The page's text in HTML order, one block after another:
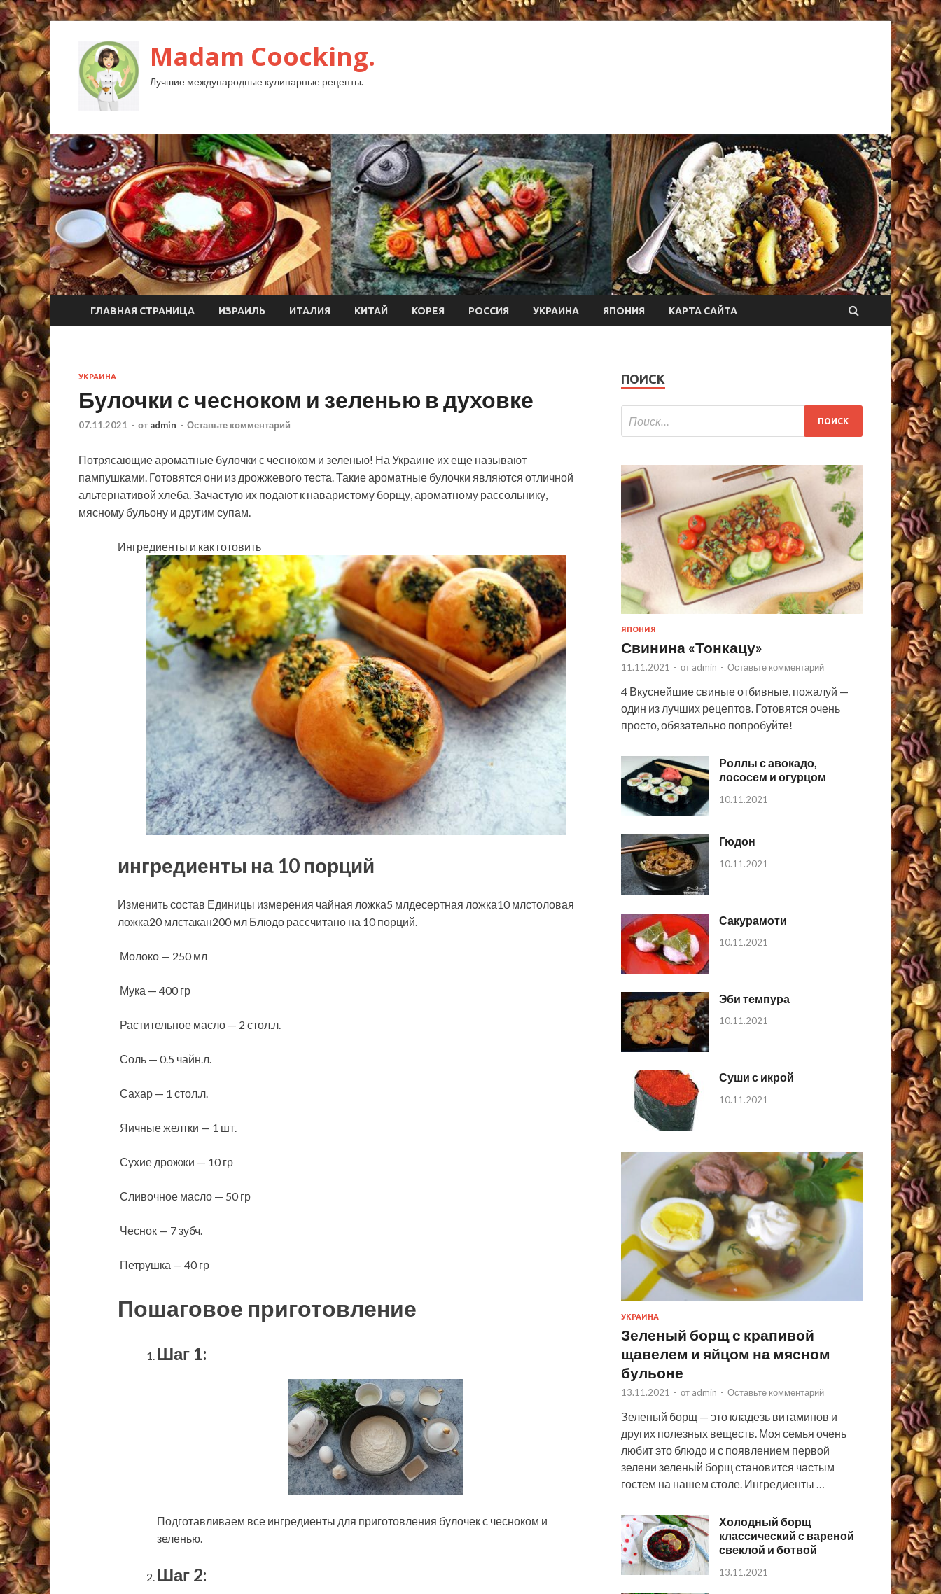
Madam Coocking.
Лучшие международные кулинарные рецепты.
ГЛАВНАЯ СТРАНИЦА ИЗРАИЛЬ ИТАЛИЯ КИТАЙ КОРЕЯ РОССИЯ УКРАИНА ЯПОНИЯ КАРТА САЙТА
УКРАИНА
Булочки с чесноком и зеленью в духовке
07.11.2021 - от admin - Оставьте комментарий
Потрясающие ароматные булочки с чесноком и зеленью! На Украине их еще называют
пампушками. Готовятся они из дрожжевого теста. Такие ароматные булочки являются отличной
альтернативой хлеба. Зачастую их подают к наваристому борщу, ароматному рассольнику,
мясному бульону и другим супам.
Ингредиенты и как готовить
ингредиенты на 10 порций
Изменить состав Единицы измерения чайная ложка5 млдесертная ложка10 млстоловая
ложка20 млстакан200 мл Блюдо рассчитано на 10 порций.
Молоко — 250 мл
Мука — 400 гр
Растительное масло — 2 стол.л.
Соль — 0.5 чайн.л.
Сахар — 1 стол.л.
Яичные желтки — 1 шт.
Сухие дрожжи — 10 гр
Сливочное масло — 50 гр
Чеснок — 7 зубч.
Петрушка — 40 гр
Пошаговое приготовление
Шаг 1:
Подготавливаем все ингредиенты для приготовления булочек с чесноком и
зеленью.
Шаг 2:
ПОИСК
ЯПОНИЯ
Свинина «Тонкацу»
11.11.2021 - от admin - Оставьте комментарий
4 Вкуснейшие свиные отбивные, пожалуй —
один из лучших рецептов. Готовятся очень
просто, обязательно попробуйте!
Роллы с авокадо,
лососем и огурцом
10.11.2021
Гюдон
10.11.2021
Сакурамоти
10.11.2021
Эби темпура
10.11.2021
Суши с икрой
10.11.2021
УКРАИНА
Зеленый борщ с крапивой
щавелем и яйцом на мясном
бульоне
13.11.2021 - от admin - Оставьте комментарий
Зеленый борщ — это кладезь витаминов и
других полезных веществ. Моя семья очень
любит это блюдо и с появлением первой
зелени зеленый борщ становится частым
гостем на нашем столе. Ингредиенты …
Холодный борщ
классический с вареной
свеклой и ботвой
13.11.2021